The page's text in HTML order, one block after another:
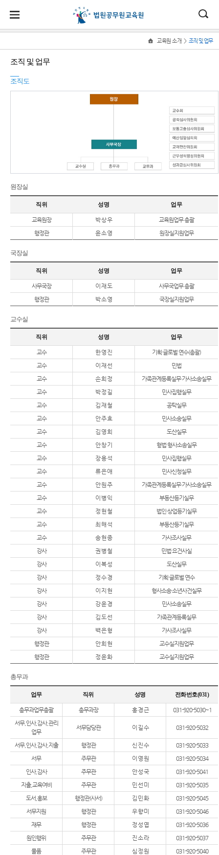
교육원
소개
교육원장
교수진 소
개
교육원 시
찾아오시는
길
소개책자
교육안
내
교육과정
각종 양식
소식
포토뉴스
소통
란다
참여마당
(오류신고)
교육원 소개 > 조직 및 업무
조직 및 업무
조직도
원장실
직위 성명 업무
교육원장 박 상 우
교육원업무 총괄
행정관
윤 소 영 원장실지원업무
국장실
직위 성명 업무
사무국장 이 재 도
사무국업무 총괄
행정관
박 소 영 국장실지원업무
교수실
직위 성명 업무
교수 한 영 진
기획·글로벌 연수(총괄)
교수
이 재 선
민법
교수
손 희 정
가족관계등록실무·가사소송실무
교수
박 정 길
민사집행실무
교수
김 재 철
공탁실무
교수
안 주 효
민사소송실무
교수
김 영 희
도산실무
교수
안 창 기
형법·형사소송실무
교수
장 용 석
민사집행실무
교수
류 은 애
민사신청실무
교수
안 원 주
가족관계등록실무·가사소송실무
교수
이 병 익
부동산등기실무
교수
정 현 철
법인·상업등기실무
교수
최 해 석
부동산등기실무
교수
송 현 종
가사조사실무
강사
권 병 철
민법·요건사실
강사
이 복 성
도산실무
강사
정 수 경
기획·글로벌 연수
강사
이 지 현
형사소송·소년사건실무
강사
강 윤 경
민사소송실무
강사
김 도 선
가족관계등록실무
강사
백 은 형
가사조사실무
행정관
안 희 현
교수실지원업무
행정관
정 윤 화 교수실지원업무
총무과
업무 직위 성명 전화번호(031)
총무과업무총괄 총무과장 홍 경 근
031-920-5030~1
서무,인사,감사,관리
업무
서무담당관 이 길 수 031-920-5032
서무,인사,감사,지출 행정관 신 진 수
031-920-5033
서무
주무관 이 영 원
031-920-5034
인사,감사
주무관 안 성 국
031-920-5041
지출,교육여비
주무관 민 선 미
031-920-5035
도서,홍보
행정관(사서) 김 민 화
031-920-5045
서무지원
행정관 우 향 미
031-920-5046
재무
행정관 정 성 엽
031-920-5036
원인행위
주무관 진 소 라
031-920-5037
물품
주무관 심 정 원
031-920-5040
육
원
소
육
안
소